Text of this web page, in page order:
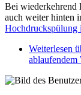
Bei wiederkehrend
auch weiter hinten
Hochdruckspülung
Weiterlesen
ablaufendem